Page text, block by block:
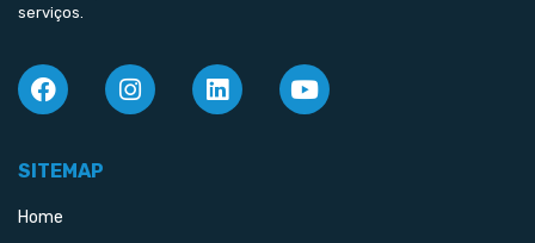
serviços.
SITEMAP
Home